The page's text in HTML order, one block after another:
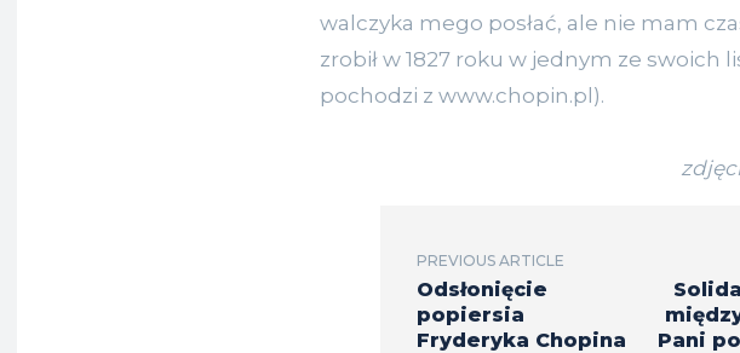
walczyka mego posłać, ale nie mam
zrobił w 1827 roku w jednym ze swoich
pochodzi z www.chopin.pl).
PREVIOUS ARTICLE
Odsłonięcie
popiersia
Fryderyka Chopina
Pani